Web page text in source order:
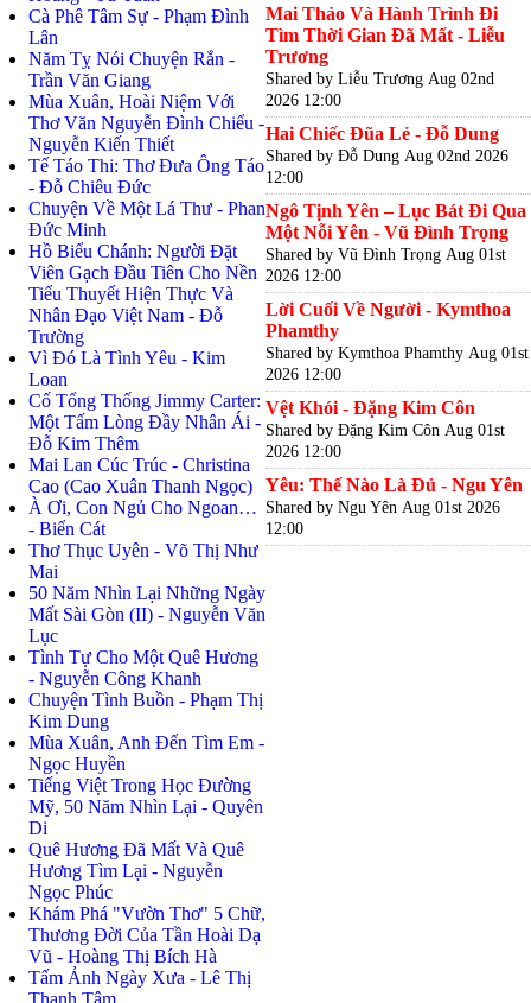
Cà Phê Tâm Sự - Phạm Đình
Lân
Năm Tỵ Nói Chuyện Rắn -
Trần Văn Giang
Mùa Xuân, Hoài Niệm Với
Thơ Văn Nguyễn Đình Chiểu -
Nguyễn Kiến Thiết
Tế Táo Thi: Thơ Đưa Ông Táo
- Đỗ Chiêu Đức
Chuyện Về Một Lá Thư - Phan
Đức Minh
Hồ Biểu Chánh: Người Đặt
Viên Gạch Đầu Tiên Cho Nền
Tiểu Thuyết Hiện Thực Và
Nhân Đạo Việt Nam - Đỗ
Trường
Vì Đó Là Tình Yêu - Kim
Loan
Cố Tổng Thống Jimmy Carter:
Một Tấm Lòng Đầy Nhân Ái -
Đỗ Kim Thêm
Mai Lan Cúc Trúc - Christina
Cao (Cao Xuân Thanh Ngọc)
À Ơi, Con Ngủ Cho Ngoan…
- Biển Cát
Thơ Thục Uyên - Võ Thị Như
Mai
50 Năm Nhìn Lại Những Ngày
Mất Sài Gòn (II) - Nguyễn Văn
Lục
Tình Tự Cho Một Quê Hương
- Nguyễn Công Khanh
Chuyện Tình Buồn - Phạm Thị
Kim Dung
Mùa Xuân, Anh Đến Tìm Em -
Ngọc Huyền
Tiếng Việt Trong Học Đường
Mỹ, 50 Năm Nhìn Lại - Quyên
Di
Quê Hương Đã Mất Và Quê
Hương Tìm Lại - Nguyễn
Ngọc Phúc
Khám Phá "Vườn Thơ" 5 Chữ,
Thương Đời Của Tần Hoài Dạ
Vũ - Hoàng Thị Bích Hà
Tấm Ảnh Ngày Xưa - Lê Thị
Thanh Tâm
Mai Thảo Và Hành Trình Đi
Tìm Thời Gian Đã Mất - Liễu
Trương
Shared by Liễu Trương Aug 02nd
2026 12:00
Hai Chiếc Đũa Lẻ - Đỗ Dung
Shared by Đỗ Dung Aug 02nd 2026
12:00
Ngô Tịnh Yên – Lục Bát Đi Qua
Một Nỗi Yên - Vũ Đình Trọng
Shared by Vũ Đình Trọng Aug 01st
2026 12:00
Lời Cuối Về Người - Kymthoa
Phamthy
Shared by Kymthoa Phamthy Aug 01st
2026 12:00
Vệt Khói - Đặng Kim Côn
Shared by Đặng Kim Côn Aug 01st
2026 12:00
Yêu: Thế Nào Là Đủ - Ngu Yên
Shared by Ngu Yên Aug 01st 2026
12:00